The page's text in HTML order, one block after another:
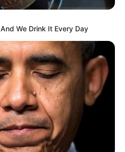
We Drink It Every Day